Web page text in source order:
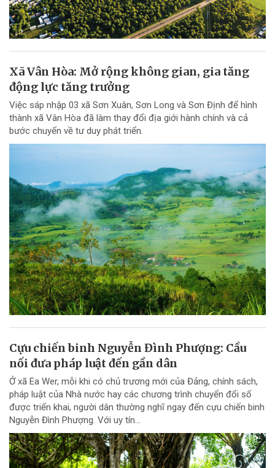
Xã Vân Hòa: Mở rộng không gian, gia tăng
động lực tăng trưởng
Việc sáp nhập 03 xã Sơn Xuân, Sơn Long và Sơn Định để hình
thành xã Vân Hòa đã làm thay đổi địa giới hành chính và cả
bước chuyển về tư duy phát triển.
Cựu chiến binh Nguyễn Đình Phượng: Cầu
nối đưa pháp luật đến gần dân
Ở xã Ea Wer, mỗi khi có chủ trương mới của Đảng, chính sách,
pháp luật của Nhà nước hay các chương trình chuyển đổi số
được triển khai, người dân thường nghĩ ngay đến cựu chiến binh
Nguyễn Đình Phượng. Với uy tín...